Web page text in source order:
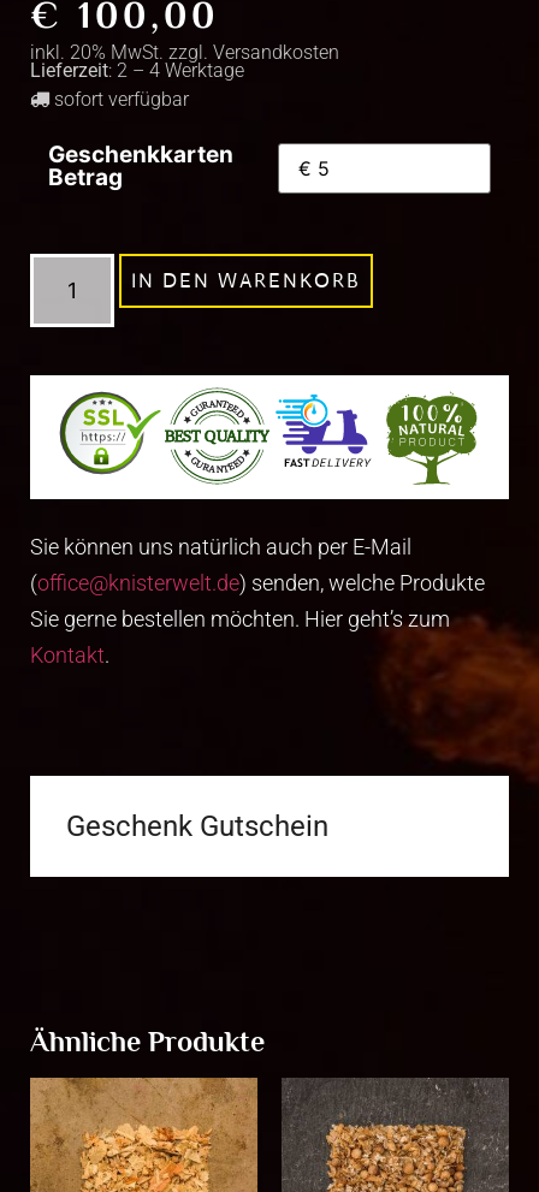
€ 100,00
inkl. 20% MwSt. zzgl. Versandkosten
Lieferzeit: 2 – 4 Werktage
sofort verfügbar
Geschenkkarten
Betrag
IN DEN WARENKORB
Sie können uns natürlich auch per E-Mail
(office@knisterwelt.de) senden, welche Produkte
Sie gerne bestellen möchten. Hier geht’s zum
Kontakt.
Geschenk Gutschein
Ähnliche Produkte